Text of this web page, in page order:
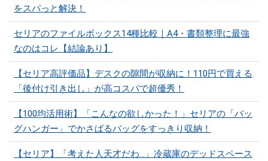
をスパっと解決！
セリアのファイルボックス14種比較｜A4・書類整理に最強
なのはコレ【結論あり】
【セリア高評価品】デスクの隙間が収納に！110円で買える
「後付け引き出し」が高コスパで超優秀！
【100均活用術】「こんなの欲しかった！」セリアの「バッ
グハンガー」でかさばるバッグをすっきり収納！
【セリア】「考えた人天才だわ…」冷蔵庫のデッドスペース